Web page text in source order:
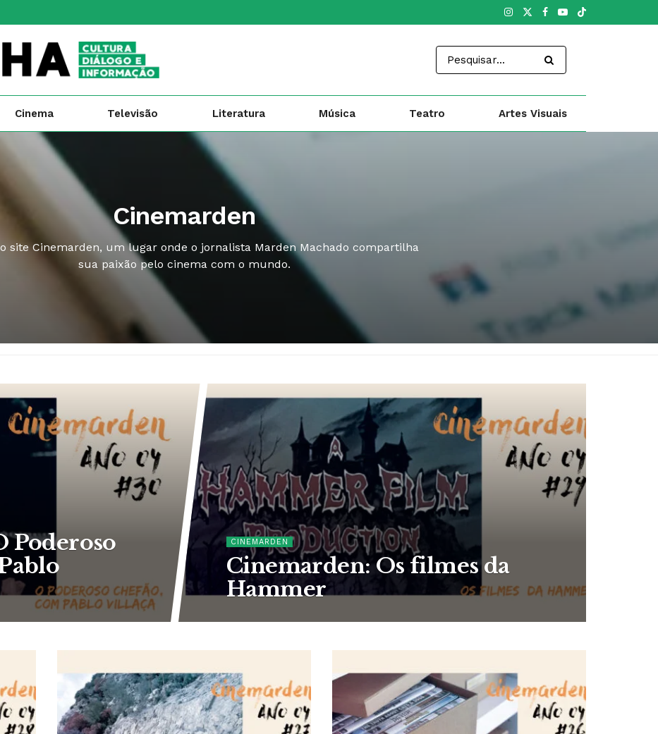
Cinema Televisão Literatura Música Teatro Artes Visuais
Cinemarden
site Cinemarden, um lugar onde o jornalista Marden Machado compartilha
sua paixão pelo cinema com o mundo.
Poderoso
CINEMARDEN
Cinemarden: Os filmes da
Hammer